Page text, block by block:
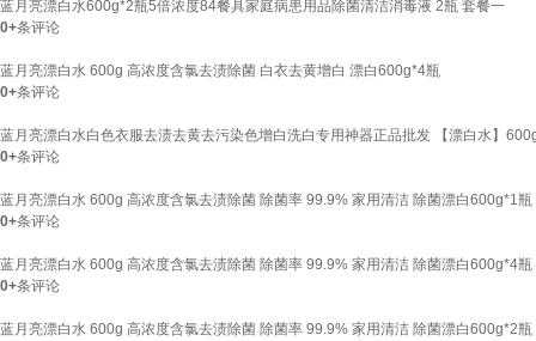
蓝月亮漂白水600g*2瓶5倍浓度84餐具家庭病患用品除菌清洁消毒液 2瓶 套餐一
0+条评论
蓝月亮漂白水 600g 高浓度含氯去渍除菌 白衣去黄增白 漂白600g*4瓶
0+条评论
蓝月亮漂白水白色衣服去渍去黄去污染色增白洗白专用神器正品批发 【漂白水】
0+条评论
蓝月亮漂白水 600g 高浓度含氯去渍除菌 除菌率 99.9% 家用清洁 除菌漂白600g*1瓶
0+条评论
蓝月亮漂白水 600g 高浓度含氯去渍除菌 除菌率 99.9% 家用清洁 除菌漂白600g*4瓶
0+条评论
蓝月亮漂白水 600g 高浓度含氯去渍除菌 除菌率 99.9% 家用清洁 除菌漂白600g*2瓶